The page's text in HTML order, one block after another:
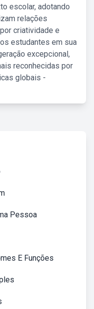
escolar, adotando
relações
criatividade e
estudantes em sua
excepcional,
reconhecidas por
globais -
Pessoa
E Funções